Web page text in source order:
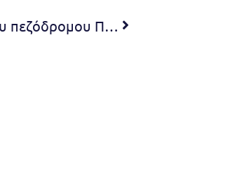
Προσωρινή κατάληψη οδοστρώματος του πεζόδρομου Πατρών στην Δ.Κ. Μελισσίων